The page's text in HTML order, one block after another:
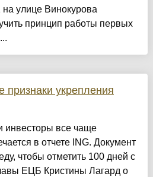
улице Винокурова
принцип работы первых
укрепления
инвесторы все чаще
в отчете ING. Документ
чтобы отметить 100 дней с
ЕЦБ Кристины Лагард о